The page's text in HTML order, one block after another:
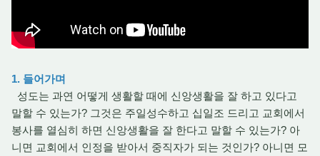
1. 들어가며
성도는 과연 어떻게 생활할 때에 신앙생활을 잘 하고 있다고
말할 수 있는가? 그것은 주일성수하고 십일조 드리고 교회에서
봉사를 열심히 하면 신앙생활을 잘 한다고 말할 수 있는가? 아
니면 교회에서 인정을 받아서 중직자가 되는 것인가? 아니면 모